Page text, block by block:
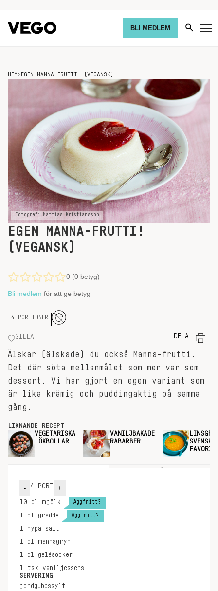
BLI MEDLEM
HEM › EGEN MANNA-FRUTTI! (VEGANSK)
Fotograf: Mattias Kristiansson
EGEN MANNA-FRUTTI!
(VEGANSK)
0 (0 betyg)
Bli medlem för att ge betyg
4 PORTIONER
GILLA DELA
Älskar (älskade) du också Manna-frutti.
Det där söta mellanmålet som mer var som
dessert. Vi har gjort en egen variant som
är lika krämig och puddingaktig på samma
gång.
LIKNANDE RECEPT
VEGETARISKA
LÖKBOLLAR
VANILJBAKADE
RABARBER
- 4 PORT +
10 dl mjölk Äggfritt?
1 dl grädde Äggfritt?
1 nypa
salt
1 dl
mannagryn
1 dl
gelésocker
1 tsk
vaniljessens
SERVERING
jordgubbssylt